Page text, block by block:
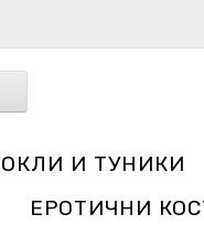
И ТУНИКИ
ЕРОТИЧНИ